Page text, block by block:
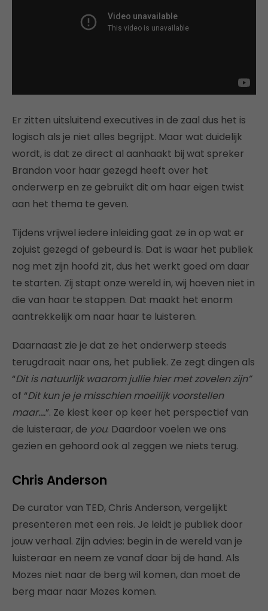
Er zitten uitsluitend executives in de zaal dus het is
logisch als je niet alles begrijpt. Maar wat duidelijk
wordt, is dat ze direct al aanhaakt bij wat spreker
Brandon voor haar gezegd heeft over het
onderwerp en ze gebruikt dit om haar eigen twist
aan het thema te geven.
Tijdens vrijwel iedere inleiding gaat ze in op wat er
zojuist gezegd of gebeurd is. Dat is waar het publiek
nog met zijn hoofd zit, dus het werkt goed om daar
te starten. Zij stapt onze wereld in, wij hoeven niet in
die van haar te stappen. Dat maakt het enorm
aantrekkelijk om naar haar te luisteren.
Daarnaast zie je dat ze het onderwerp steeds
terugdraait naar ons, het publiek. Ze zegt dingen als
“Dit is natuurlijk waarom jullie hier met zovelen zijn”
of “Dit kun je je misschien moeilijk voorstellen
maar….”. Ze kiest keer op keer het perspectief van
de luisteraar, de you. Daardoor voelen we ons
gezien en gehoord ook al zeggen we niets terug.
Chris Anderson
De curator van TED, Chris Anderson, vergelijkt
presenteren met een reis. Je leidt je publiek door
jouw verhaal. Zijn advies: begin in de wereld van je
luisteraar en neem ze vanaf daar bij de hand. Als
Mozes niet naar de berg wil komen, dan moet de
berg maar naar Mozes komen.